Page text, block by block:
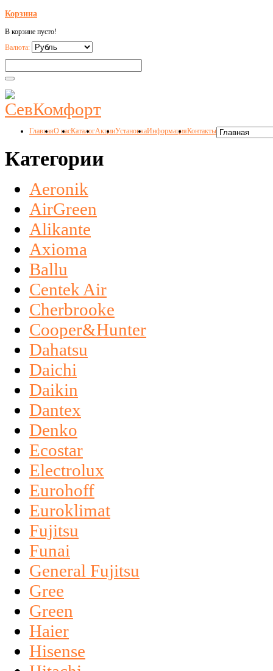
Корзина
В корзине пусто!
Валюта:
ГлавнаяО насКаталогАкцииУстановкаИнформацияКонтакты
Категории
Aeronik
AirGreen
Alikante
Axioma
Ballu
Centek Air
Cherbrooke
Cooper&Hunter
Dahatsu
Daichi
Daikin
Dantex
Denko
Ecostar
Electrolux
Eurohoff
Euroklimat
Fujitsu
Funai
General Fujitsu
Gree
Green
Haier
Hisense